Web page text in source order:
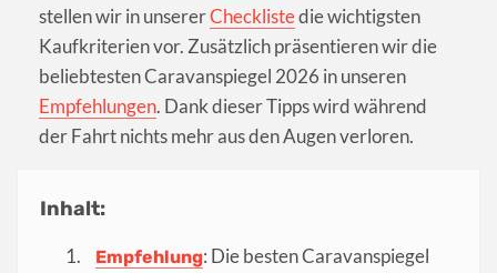
stellen wir in unsererChecklistedie wichtigsten
Kaufkriterien vor. Zusätzlich präsentieren wir die
beliebtesten Caravanspiegel 2026 in unseren
Empfehlungen. Dank dieser Tipps wird während
der Fahrt nichts mehr aus den Augen verloren.
Inhalt:
Empfehlung: Die besten Caravanspiegel